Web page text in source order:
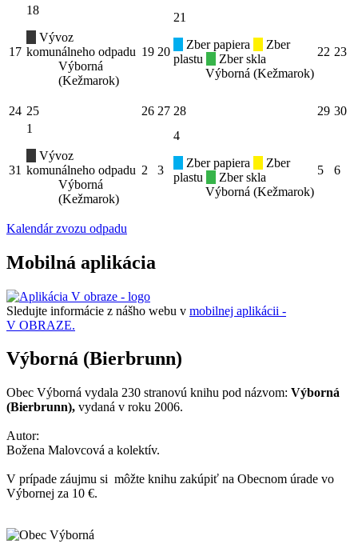
17
18
Vývoz
komunálneho odpadu
Výborná
(Kežmarok)
19 20
21
Zber papiera
Zber
plastu
Zber skla
Výborná (Kežmarok)
22 23
24 25 26 27 28 29 30
31
1
Vývoz
komunálneho odpadu
Výborná
(Kežmarok)
2 3
4
Zber papiera
Zber
plastu
Zber skla
Výborná (Kežmarok)
5 6
Kalendár zvozu odpadu
Mobilná aplikácia
Sledujte informácie z nášho webu v mobilnej aplikácii -
V OBRAZE.
Výborná (Bierbrunn)
Obec Výborná vydala 230 stranovú knihu pod názvom: Výborná
(Bierbrunn), vydaná v roku 2006.
Autor:
Božena Malovcová a kolektív.
V prípade záujmu si môžte knihu zakúpiť na Obecnom úrade vo
Výbornej za 10 €.